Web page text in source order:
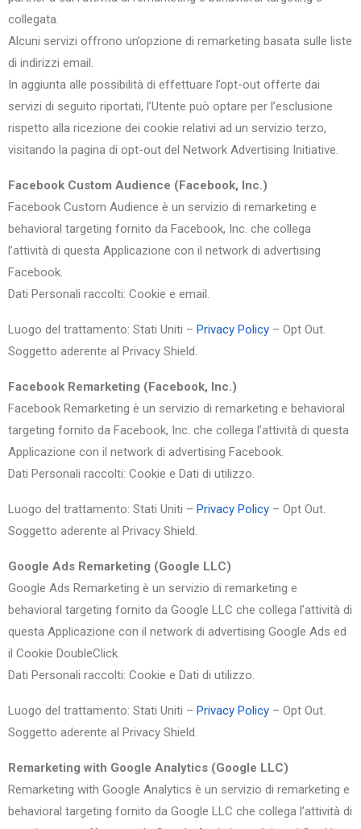
collegata.
Alcuni servizi offrono un’opzione di remarketing basata sulle liste
di indirizzi email.
In aggiunta alle possibilità di effettuare l’opt-out offerte dai
servizi di seguito riportati, l’Utente può optare per l’esclusione
rispetto alla ricezione dei cookie relativi ad un servizio terzo,
visitando la pagina di opt-out del Network Advertising Initiative.
Facebook Custom Audience (Facebook, Inc.)
Facebook Custom Audience è un servizio di remarketing e
behavioral targeting fornito da Facebook, Inc. che collega
l’attività di questa Applicazione con il network di advertising
Facebook.
Dati Personali raccolti: Cookie e email.
Luogo del trattamento: Stati Uniti – Privacy Policy – Opt Out.
Soggetto aderente al Privacy Shield.
Facebook Remarketing (Facebook, Inc.)
Facebook Remarketing è un servizio di remarketing e behavioral
targeting fornito da Facebook, Inc. che collega l’attività di questa
Applicazione con il network di advertising Facebook.
Dati Personali raccolti: Cookie e Dati di utilizzo.
Luogo del trattamento: Stati Uniti – Privacy Policy – Opt Out.
Soggetto aderente al Privacy Shield.
Google Ads Remarketing (Google LLC)
Google Ads Remarketing è un servizio di remarketing e
behavioral targeting fornito da Google LLC che collega l’attività di
questa Applicazione con il network di advertising Google Ads ed
il Cookie DoubleClick.
Dati Personali raccolti: Cookie e Dati di utilizzo.
Luogo del trattamento: Stati Uniti – Privacy Policy – Opt Out.
Soggetto aderente al Privacy Shield.
Remarketing with Google Analytics (Google LLC)
Remarketing with Google Analytics è un servizio di remarketing e
behavioral targeting fornito da Google LLC che collega l’attività di